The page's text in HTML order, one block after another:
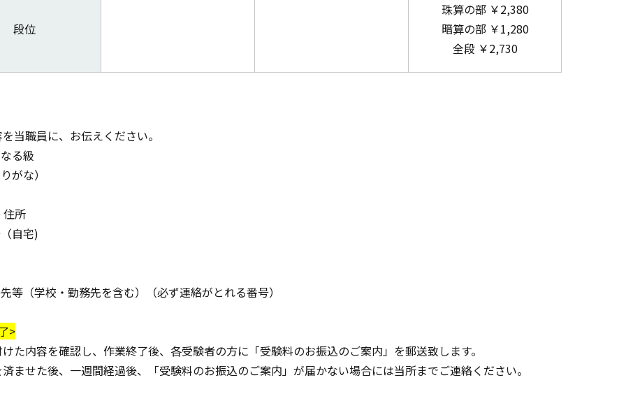
段位
珠算の部 ￥2,380
暗算の部 ￥1,280
全段 ￥2,730
当職員に、お伝えください。
る級
がな）
住所
自宅)
等（学校・勤務先を含む）（必ず連絡がとれる番号）
>
た内容を確認し、作業終了後、各受験者の方に「受験料のお振込のご案内」を郵送致します。
せた後、一週間経過後、「受験料のお振込のご案内」が届かない場合には当所までご連絡ください。